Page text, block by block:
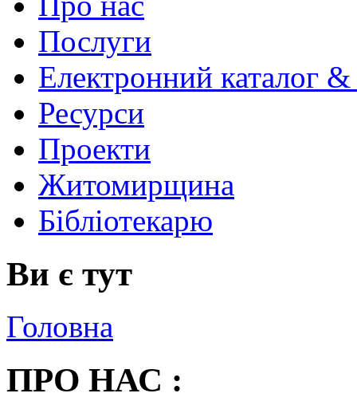
Послуги
Електронний каталог
Ресурси
Проекти
Житомирщина
Бібліотекарю
Ви є тут
Головна
ПРО НАС :